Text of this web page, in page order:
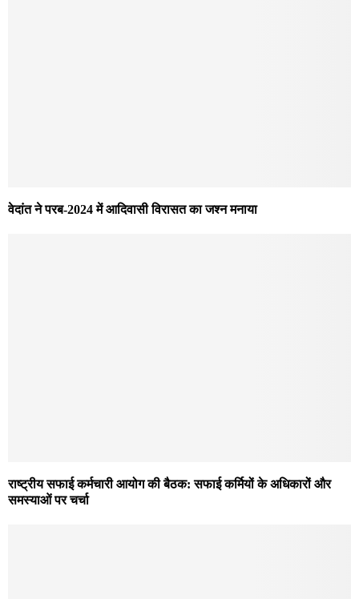
वेदांत ने परब-2024 में आदिवासी विरासत का जश्न मनाया
राष्ट्रीय सफाई कर्मचारी आयोग की बैठक: सफाई कर्मियों के अधिकारों और
समस्याओं पर चर्चा